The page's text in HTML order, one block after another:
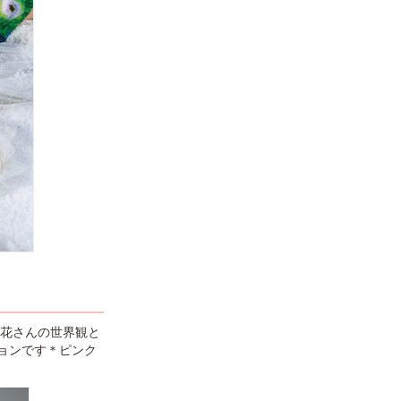
さんの世界観と
ンです＊ピンク